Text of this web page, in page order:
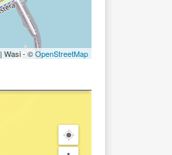
| Wasi - ©OpenStreetMap